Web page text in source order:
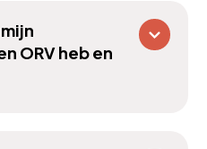
ORV heb en